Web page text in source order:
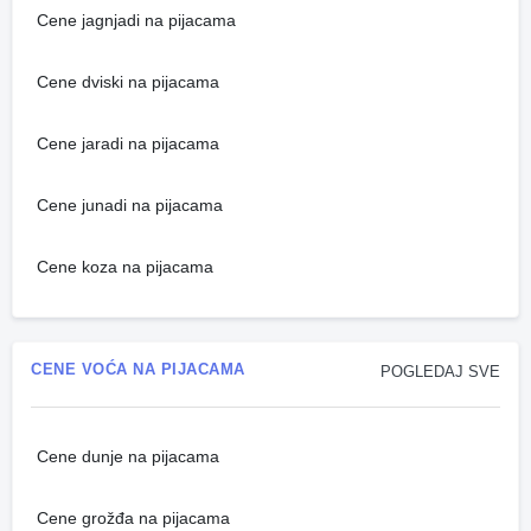
Cene jagnjadi na pijacama
Cene dviski na pijacama
Cene jaradi na pijacama
Cene junadi na pijacama
Cene koza na pijacama
POGLEDAJ SVE
CENE VOĆA NA PIJACAMA
Cene dunje na pijacama
Cene grožđa na pijacama